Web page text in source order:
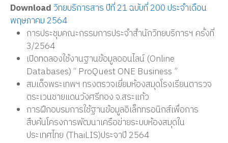
Download วิทยบริการสาร ปีที่ 21 ฉบับที่ 200 ประจำเดือน
พฤษภาคม 2564
การประชุมคณะกรรมการประจำสำนักวิทยบริการฯ ครั้งที่
3/2564
เปิดทดลองใช้งานฐานข้อมูลออนไลน์ (Online
Databases) “ ProQuest ONE Business ”
สมเด็จพระเทพฯ ทรงตรวจเยี่ยมห้องสมุดโรงเรียนตารวจ
ตระเวนชายแดนวังศรีทอง จ.สระแก้ว
การฝึกอบรมการใช้ฐานข้อมูลอิเล็กทรอนิกส์เพื่อการ
สืบค้นโครงการพัฒนาเครือข่ายระบบห้องสมุดใน
ประเทศไทย (ThaiLIS)ประจาปี 2564